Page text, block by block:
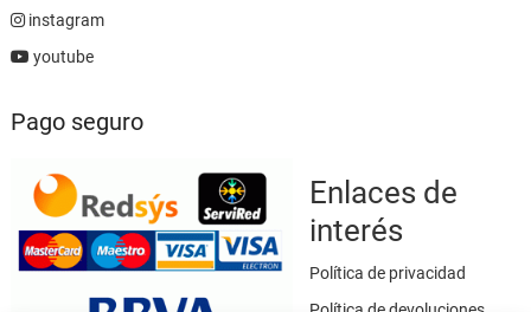
instagram
youtube
Pago seguro
Enlaces de
interés
Política de privacidad